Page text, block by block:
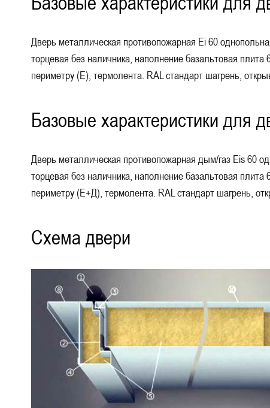
Дверь металлическая противопожарная Еі 60
торцевая без наличника, наполнение базальтовая
периметру (Е), термолента. RAL стандарт шагрень,
Базовые характеристики для
Дверь металлическая противопожарная дым/газ Eis 60
торцевая без наличника, наполнение базальтовая
периметру (Е+Д), термолента. RAL стандарт шагрень,
Схема двери